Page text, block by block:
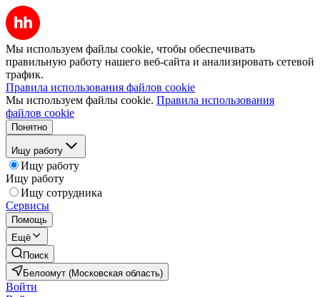
Мы используем файлы cookie, чтобы обеспечивать
правильную работу нашего веб-сайта и анализировать сетевой
трафик.
Правила использования файлов cookie
Мы используем файлы cookie. Правила использования
файлов cookie
Понятно
Ищу работу
Ищу работу
Ищу работу
Ищу сотрудника
Сервисы
Помощь
Ещё
Поиск
Белоомут (Московская область)
Войти